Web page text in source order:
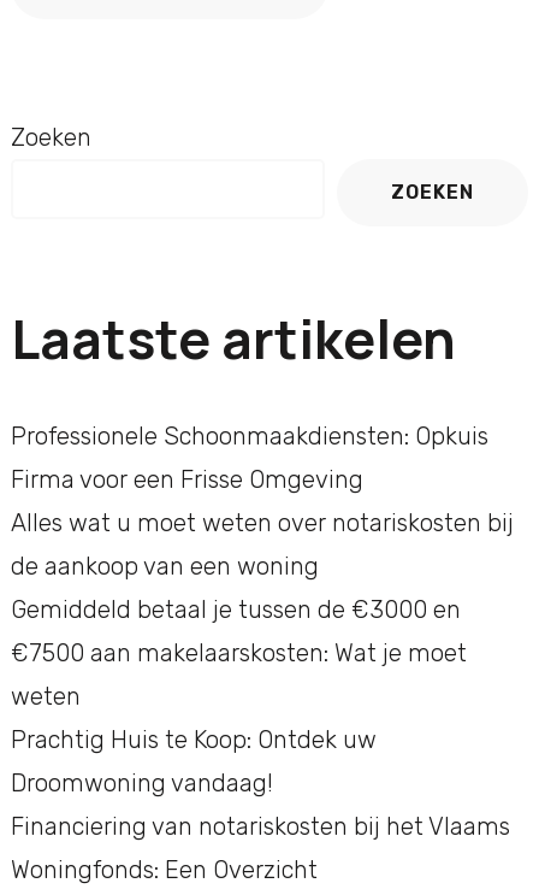
Zoeken
ZOEKEN
Laatste artikelen
Professionele Schoonmaakdiensten: Opkuis
Firma voor een Frisse Omgeving
Alles wat u moet weten over notariskosten bij
de aankoop van een woning
Gemiddeld betaal je tussen de €3000 en
€7500 aan makelaarskosten: Wat je moet
weten
Prachtig Huis te Koop: Ontdek uw
Droomwoning vandaag!
Financiering van notariskosten bij het Vlaams
Woningfonds: Een Overzicht